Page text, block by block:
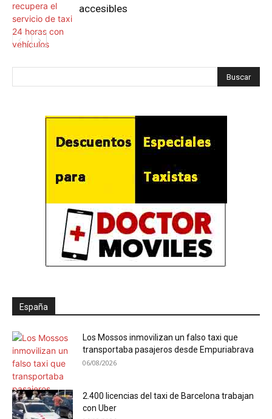
accesibles
España
Los Mossos inmovilizan un falso taxi que
transportaba pasajeros desde Empuriabrava
06/08/2026
2.400 licencias del taxi de Barcelona trabajan
con Uber